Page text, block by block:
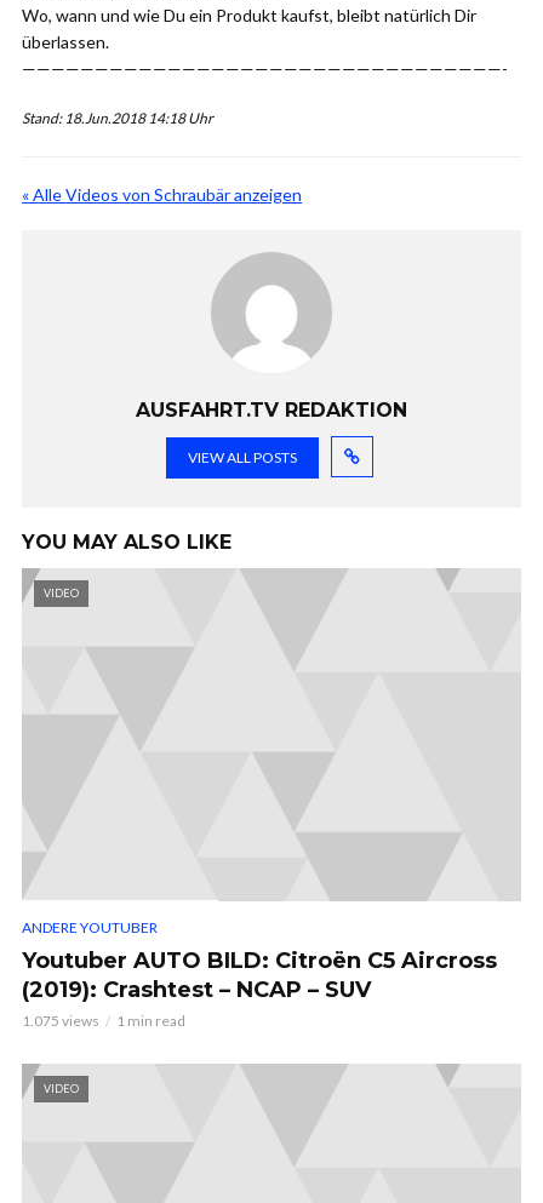
Wo, wann und wie Du ein Produkt kaufst, bleibt natürlich Dir
überlassen.
—————————————————————————————————-
Stand: 18.Jun.2018 14:18 Uhr
« Alle Videos von Schraubär anzeigen
AUSFAHRT.TV REDAKTION
VIEW ALL POSTS
YOU MAY ALSO LIKE
VIDEO
ANDERE YOUTUBER
Youtuber AUTO BILD: Citroën C5 Aircross
(2019): Crashtest – NCAP – SUV
1.075 views 1 min read
VIDEO